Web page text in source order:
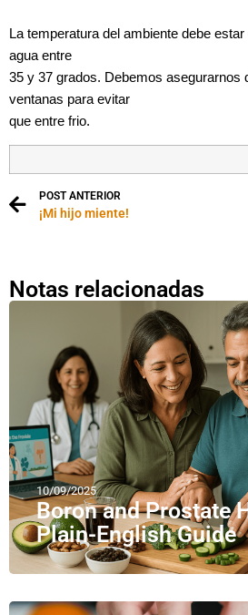
La temperatura del ambiente debe
agua entre
35 y 37 grados. Debemos asegurarnos
ventanas para evitar
que entre frio.
POST ANTERIOR
¡Mi hijo miente!
Notas relacionadas
10/09/2025
Boron and Prostate
Plain-English Guide